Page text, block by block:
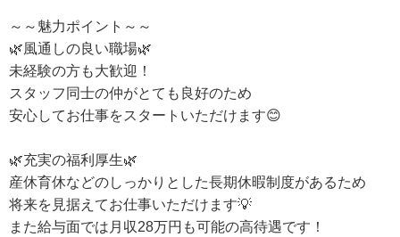
～～魅力ポイント～～
🌿風通しの良い職場🌿
未経験の方も大歓迎！
スタッフ同士の仲がとても良好のため
安心してお仕事をスタートいただけます😊
🌿充実の福利厚生🌿
産休育休などのしっかりとした長期休暇制度があるため
将来を見据えてお仕事いただけます💡
また給与面では月収28万円も可能の高待遇です！